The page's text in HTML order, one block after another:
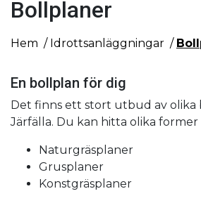
Bollplaner
Hem Idrottsanläggningar
En bollplan för dig
Det finns ett stort utbud av olika
Järfälla. Du kan hitta olika
Naturgräsplaner
Grusplaner
Konstgräsplaner